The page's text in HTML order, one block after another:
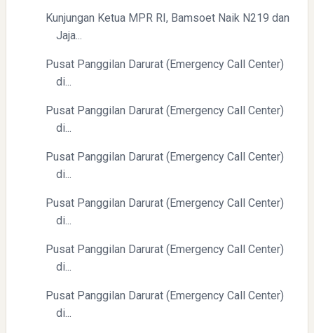
Menyongsong Masa Depan Buruh Indonesia dengan
Optimisme dan Inspirasi
Yaqut Cholil Qoumas: Inspirasi Kepemimpinan dan
Ketaatan
Kunjungan Ketua MPR RI, Bamsoet Naik N219 dan
Jaja...
Pusat Panggilan Darurat (Emergency Call Center)
di...
Pusat Panggilan Darurat (Emergency Call Center)
di...
Pusat Panggilan Darurat (Emergency Call Center)
di...
Pusat Panggilan Darurat (Emergency Call Center)
di...
Pusat Panggilan Darurat (Emergency Call Center)
di...
Pusat Panggilan Darurat (Emergency Call Center)
di...